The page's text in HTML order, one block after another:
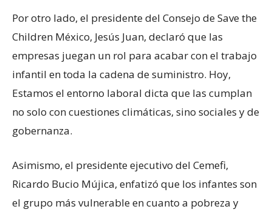
Por otro lado, el presidente del Consejo de Save the
Children México, Jesús Juan, declaró que las
empresas juegan un rol para acabar con el trabajo
infantil en toda la cadena de suministro. Hoy,
Estamos el entorno laboral dicta que las cumplan
no solo con cuestiones climáticas, sino sociales y de
gobernanza.
Asimismo, el presidente ejecutivo del Cemefi,
Ricardo Bucio Mújica, enfatizó que los infantes son
el grupo más vulnerable en cuanto a pobreza y